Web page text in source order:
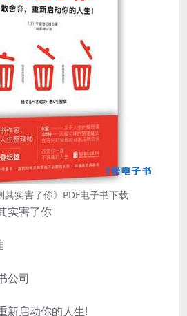
其实害了你》PDF电子书下载
实害了你
公司
新启动你的人生!